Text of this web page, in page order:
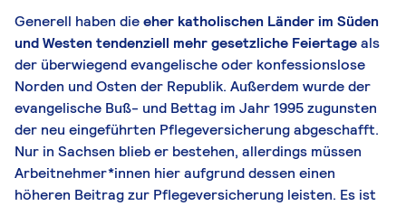
Generell haben dieeher katholischen Länder im Süden
und Westen tendenziell mehr gesetzliche Feiertageals
der überwiegend evangelische oder konfessionslose
Norden und Osten der Republik. Außerdem wurde der
evangelische Buß- und Bettag im Jahr 1995 zugunsten
der neu eingeführten Pflegeversicherung abgeschafft.
Nur in Sachsen blieb er bestehen, allerdings müssen
Arbeitnehmer*innen hier aufgrund dessen einen
höheren Beitrag zur Pflegeversicherung leisten. Es ist